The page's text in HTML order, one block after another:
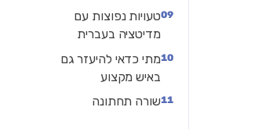
טעויות נפוצות עם
מדיטציה בעברית
מתי כדאי להיעזר גם
באיש מקצוע
שורה תחתונה